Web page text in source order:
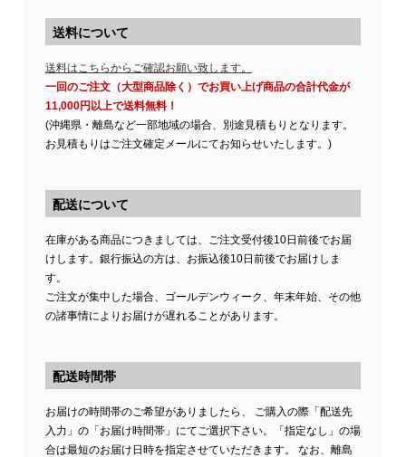
送料について
送料はこちらからご確認お願い致します。
一回のご注文（大型商品除く）でお買い上げ商品の合計代金が
11,000円以上で送料無料！
(沖縄県・離島など一部地域の場合、別途見積もりとなります。
お見積もりはご注文確定メールにてお知らせいたします。)
配送について
在庫がある商品につきましては、ご注文受付後10日前後でお届
けします。銀行振込の方は、お振込後10日前後でお届けしま
す。
ご注文が集中した場合、ゴールデンウィーク、年末年始、その他
の諸事情によりお届けが遅れることがあります。
配送時間帯
お届けの時間帯のご希望がありましたら、 ご購入の際「配送先
入力」の「お届け時間帯」にてご選択下さい。「指定なし」の場
合は最短のお届け日時を指定させていただきます。 なお、離島